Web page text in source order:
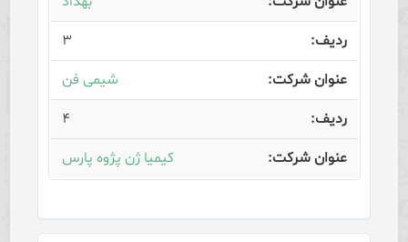
۳
شیمی فن
۴
کیمیا ژن پژوه پارس